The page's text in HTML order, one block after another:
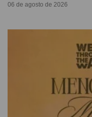
06 de agosto de 2026